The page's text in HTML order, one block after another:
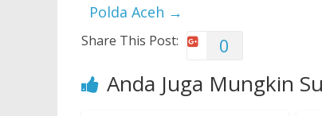
Polda Aceh →
Share This Post: 0
Anda Juga Mungkin